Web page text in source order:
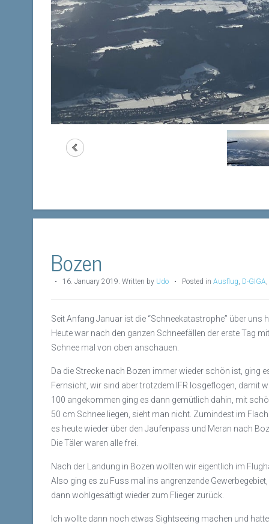
Bozen
• 16. January 2019. Written by Udo • Posted in Ausflug, D-GIGA,
Seit Anfang Januar ist die “Schneekatastrophe” über
Heute war nach den ganzen Schneefällen der erste Tag
Schnee mal von oben anschauen.
Da die Strecke nach Bozen immer wieder schön ist, ging
Fernsicht, wir sind aber trotzdem IFR losgeflogen, damit
100 angekommen ging es dann gemütlich dahin, mit
50 cm Schnee liegen, sieht man nicht. Zumindest im
es heute wieder über den Jaufenpass und Meran nach
Die Täler waren alle frei.
Nach der Landung in Bozen wollten wir eigentlich im
Also ging es zu Fuss mal ins angrenzende
dann wohlgesättigt wieder zum Flieger zurück.
Ich wollte dann noch etwas Sightseeing machen und